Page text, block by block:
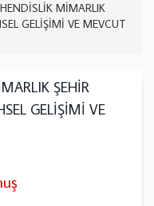
MİMARLIK
GELİŞİMİ VE MEVCUT
ŞEHİR
GELİŞİMİ VE